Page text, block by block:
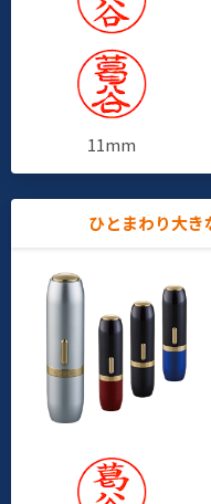
11mm
ひとまわり大き